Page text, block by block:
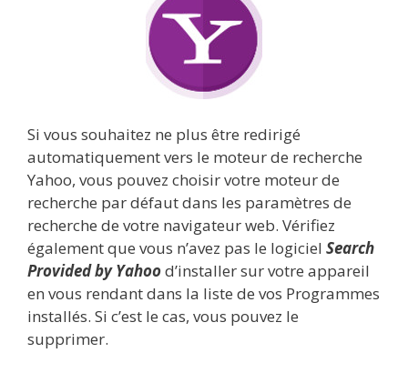
Si vous souhaitez ne plus être redirigé
automatiquement vers le moteur de recherche
Yahoo, vous pouvez choisir votre moteur de
recherche par défaut dans les paramètres de
recherche de votre navigateur web. Vérifiez
également que vous n’avez pas le logiciel Search
Provided by Yahood’installer sur votre appareil
en vous rendant dans la liste de vos Programmes
installés. Si c’est le cas, vous pouvez le
supprimer.